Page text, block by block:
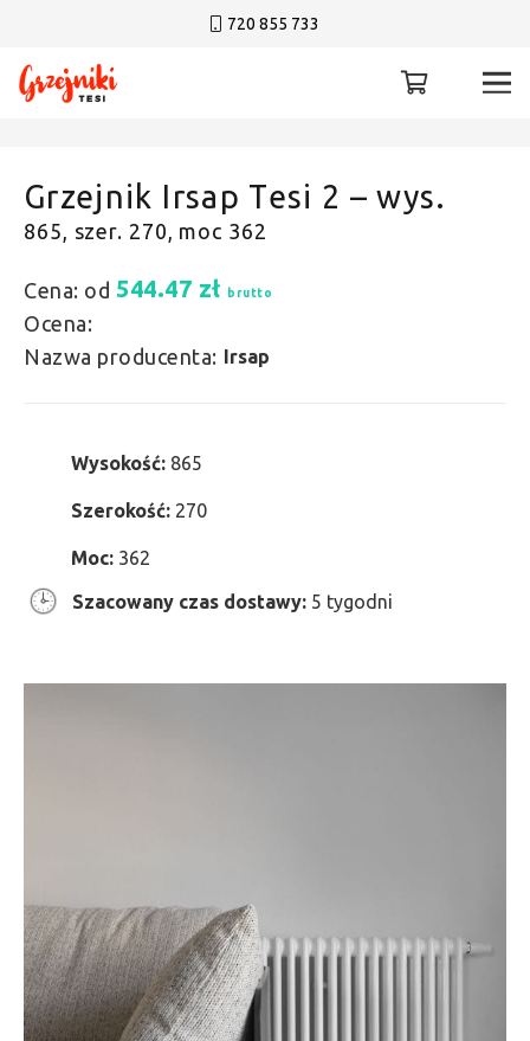
720 855 733
Grzejnik Irsap Tesi 2 – wys.
865, szer. 270, moc 362
Cena: od 544.47 zł brutto
Ocena:
Nazwa producenta: Irsap
Wysokość: 865
Szerokość: 270
Moc: 362
Szacowany czas dostawy: 5 tygodni